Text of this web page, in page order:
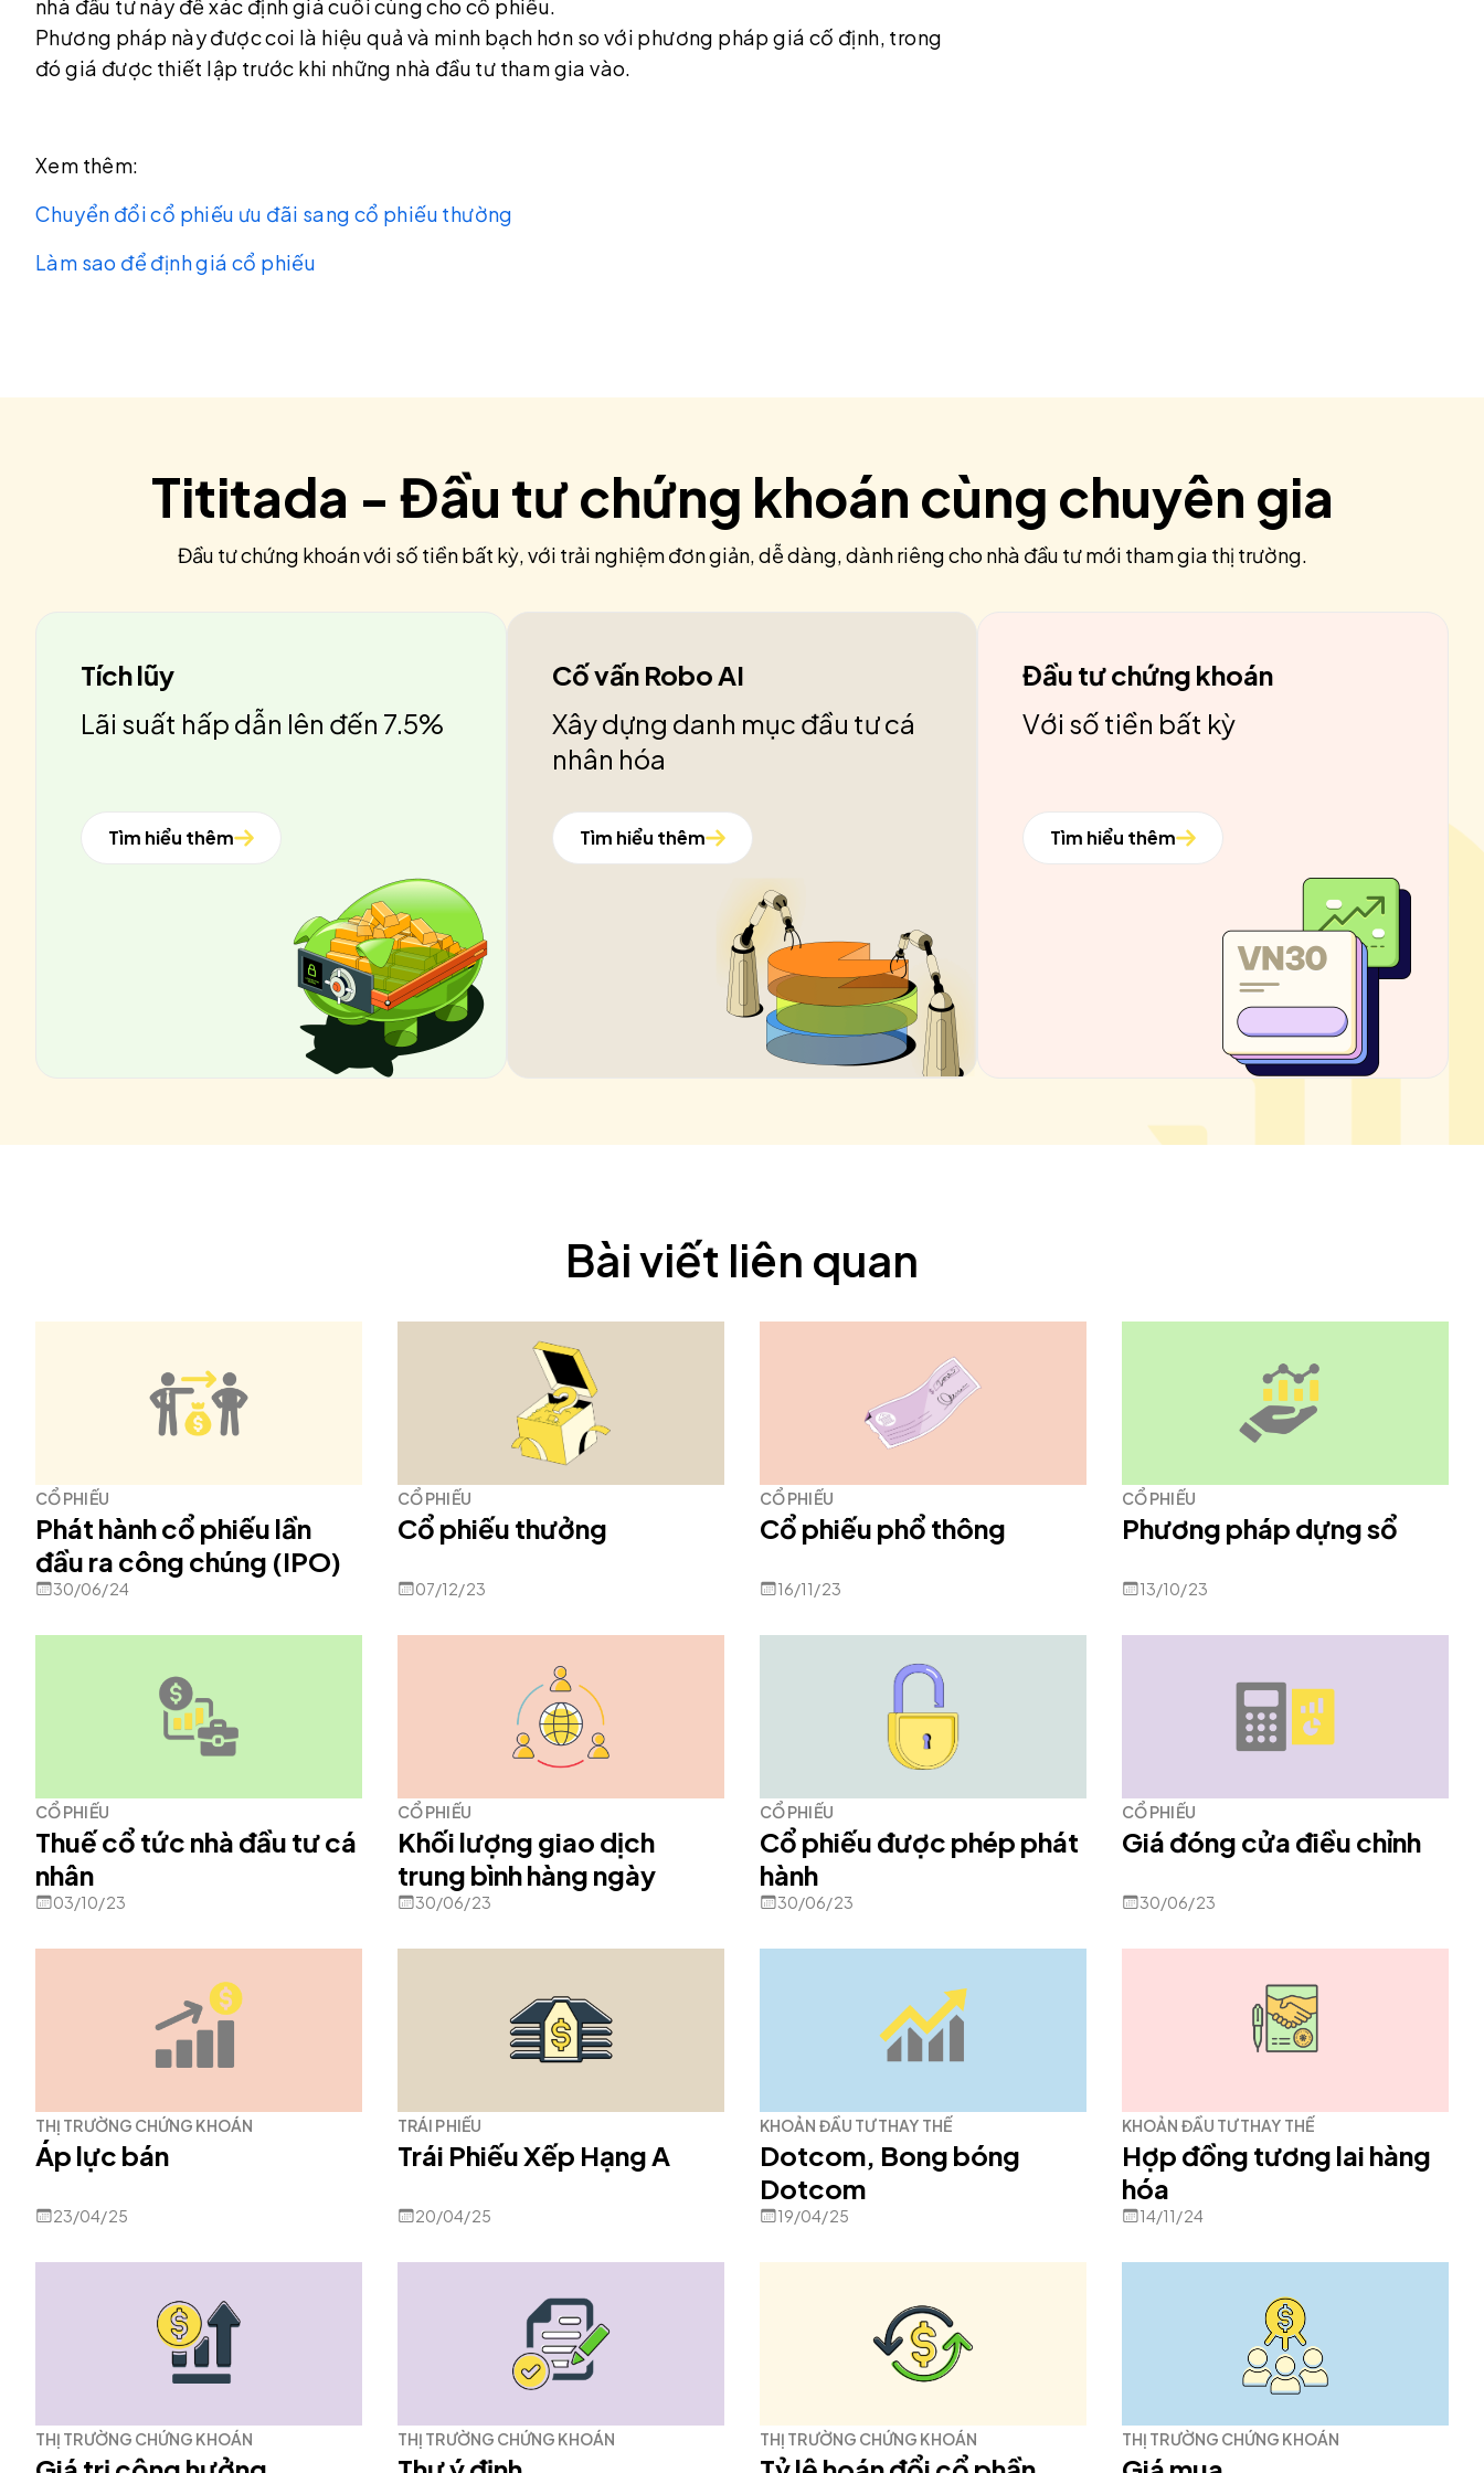
nhà đầu tư này để xác định giá cuối cùng cho cổ phiếu.
Phương pháp này được coi là hiệu quả và minh bạch hơn so với phương pháp giá cố định, trong
đó giá được thiết lập trước khi những nhà đầu tư tham gia vào.
Xem thêm:
Chuyển đổi cổ phiếu ưu đãi sang cổ phiếu thường
Làm sao để định giá cổ phiếu
Tititada - Đầu tư chứng khoán cùng chuyên gia
Đầu tư chứng khoán với số tiền bất kỳ, với trải nghiệm đơn giản, dễ dàng, dành riêng cho nhà đầu tư mới tham gia thị trường.
Tích lũy
Lãi suất hấp dẫn lên đến 7.5%
Tìm hiểu thêm
Cố vấn Robo AI
Xây dựng danh mục đầu tư cá
nhân hóa
Tìm hiểu thêm
Đầu tư chứng khoán
Với số tiền bất kỳ
Tìm hiểu thêm
Bài viết liên quan
CỔ PHIẾU
Phát hành cổ phiếu lần
đầu ra công chúng (IPO)
30/06/24
CỔ PHIẾU
Cổ phiếu thưởng
07/12/23
CỔ PHIẾU
Cổ phiếu phổ thông
16/11/23
CỔ PHIẾU
Phương pháp dựng sổ
13/10/23
CỔ PHIẾU
Thuế cổ tức nhà đầu tư cá
nhân
03/10/23
CỔ PHIẾU
Khối lượng giao dịch
trung bình hàng ngày
30/06/23
CỔ PHIẾU
Cổ phiếu được phép phát
hành
30/06/23
CỔ PHIẾU
Giá đóng cửa điều chỉnh
30/06/23
THỊ TRƯỜNG CHỨNG KHOÁN
Áp lực bán
23/04/25
TRÁI PHIẾU
Trái Phiếu Xếp Hạng A
20/04/25
KHOẢN ĐẦU TƯ THAY THẾ
Dotcom, Bong bóng
Dotcom
19/04/25
KHOẢN ĐẦU TƯ THAY THẾ
Hợp đồng tương lai hàng
hóa
14/11/24
THỊ TRƯỜNG CHỨNG KHOÁN THỊ TRƯỜNG CHỨNG KHOÁN THỊ TRƯỜNG CHỨNG KHOÁN THỊ TRƯỜNG CHỨNG KHOÁN